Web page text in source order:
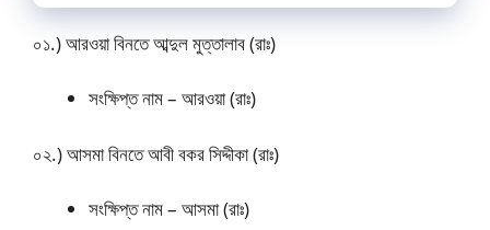
০১.) আরওয়া বিনতে আব্দুল মুত্তালাব (রাঃ)
সংক্ষিপ্ত নাম – আরওয়া (রাঃ)
০২.) আসমা বিনতে আবী বকর সিদ্দীকা (রাঃ)
সংক্ষিপ্ত নাম – আসমা (রাঃ)